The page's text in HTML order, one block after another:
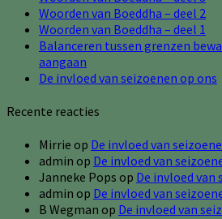
Woorden van Boeddha – deel 2
Woorden van Boeddha – deel 1
Balanceren tussen grenzen
aangaan
De invloed van seizoenen op ons
Recente reacties
Mirrie op De invloed van
admin op De invloed van
Janneke Pops op De invloed van
admin op De invloed van
B Wegman op De invloed van